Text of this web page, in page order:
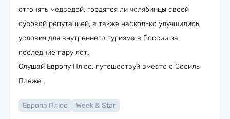
отгонять медведей, гордятся ли челябинцы своей
суровой репутацией, а также насколько улучшились
условия для внутреннего туризма в России за
последние пару лет.
Слушай Европу Плюс, путешествуй вместе с Сесиль
Плеже!
Европа Плюс Week & Star